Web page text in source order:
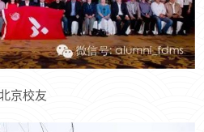
京校友